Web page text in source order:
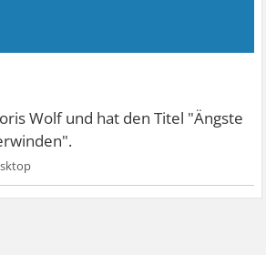
Wolf und hat den Titel "Ängste